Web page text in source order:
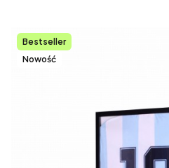
Bestseller
Nowość